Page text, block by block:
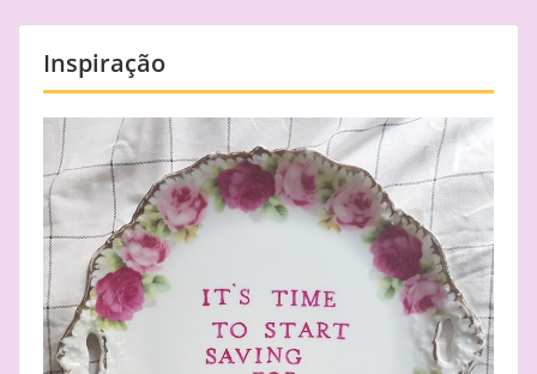
Inspiração